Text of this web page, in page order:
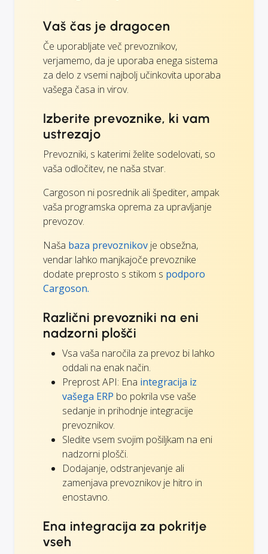
Vaš čas je dragocen
Če uporabljate več prevoznikov,
verjamemo, da je uporaba enega sistema
za delo z vsemi najbolj učinkovita uporaba
vašega časa in virov.
Izberite prevoznike, ki vam
ustrezajo
Prevozniki, s katerimi želite sodelovati, so
vaša odločitev, ne naša stvar.
Cargoson ni posrednik ali špediter, ampak
vaša programska oprema za upravljanje
prevozov.
Naša baza prevoznikov je obsežna,
vendar lahko manjkajoče prevoznike
dodate preprosto s stikom s podporo
Cargoson.
Različni prevozniki na eni
nadzorni plošči
Vsa vaša naročila za prevoz bi lahko
oddali na enak način.
Preprost API: Ena integracija iz
vašega ERP bo pokrila vse vaše
sedanje in prihodnje integracije
prevoznikov.
Sledite vsem svojim pošiljkam na eni
nadzorni plošči.
Dodajanje, odstranjevanje ali
zamenjava prevoznikov je hitro in
enostavno.
Ena integracija za pokritje
vseh